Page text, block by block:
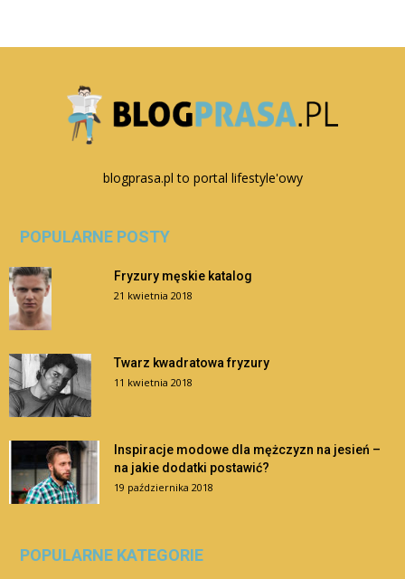
blogprasa.pl to portal lifestyle'owy
POPULARNE POSTY
Fryzury męskie katalog
21 kwietnia 2018
Twarz kwadratowa fryzury
11 kwietnia 2018
Inspiracje modowe dla mężczyzn na jesień –
na jakie dodatki postawić?
19 października 2018
POPULARNE KATEGORIE